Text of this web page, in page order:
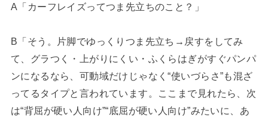
A「カーフレイズってつま先立ちのこと？」
B「そう。片脚でゆっくりつま先立ち→戻すをしてみ
て、グラつく・上がりにくい・ふくらはぎがすぐパンパ
ンになるなら、可動域だけじゃなく“使いづらさ”も混ざ
ってるタイプと言われています。ここまで見れたら、次
は“背屈が硬い人向け”“底屈が硬い人向け”みたいに、あ